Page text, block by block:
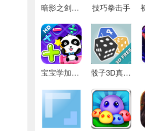
暗影之剑怪物猎人 技巧拳击手
宝宝学加法2 骰子3D真实模拟